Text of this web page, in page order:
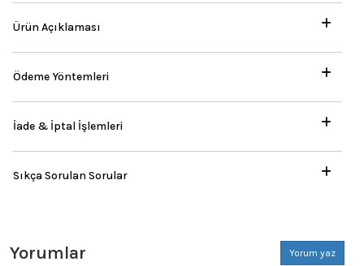
Ürün Açıklaması
Ödeme Yöntemleri
İade & İptal İşlemleri
Sıkça Sorulan Sorular
Yorumlar Yorum yaz